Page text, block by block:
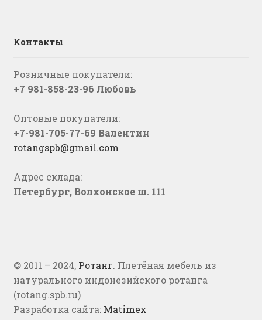
Контакты
Розничные покупатели:
+7 981-858-23-96 Любовь
Оптовые покупатели:
+7-981-705-77-69 Валентин
rotangspb@gmail.com
Адрес склада:
Петербург, Волхонское ш. 111
© 2011 – 2024, Ротанг. Плетёная мебель из
натурального индонезийского ротанга
(rotang.spb.ru)
Разработка сайта: Matimex